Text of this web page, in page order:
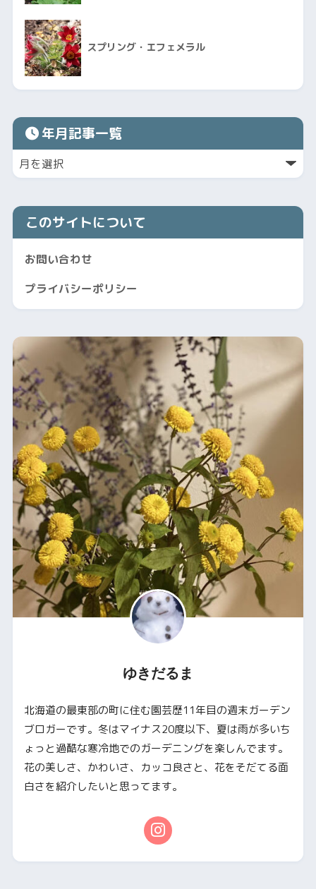
スプリング・エフェメラル
年月記事一覧
このサイトについて
お問い合わせ
プライバシーポリシー
ゆきだるま
北海道の最東部の町に住む園芸歴11年目の週末ガーデン
ブロガーです。冬はマイナス20度以下、夏は雨が多いち
ょっと過酷な寒冷地でのガーデニングを楽しんでます。
花の美しさ、かわいさ、カッコ良さと、花をそだてる面
白さを紹介したいと思ってます。